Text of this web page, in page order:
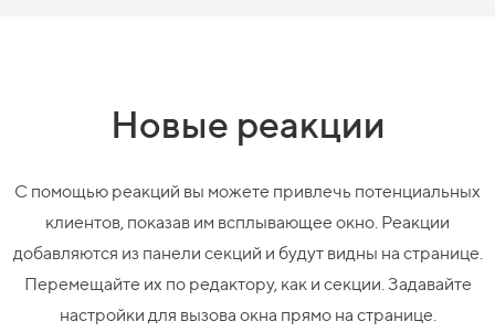
Новые реакции
С помощью реакций вы можете привлечь потенциальных
клиентов, показав им всплывающее окно. Реакции
добавляются из панели секций и будут видны на странице.
Перемещайте их по редактору, как и секции. Задавайте
настройки для вызова окна прямо на странице.